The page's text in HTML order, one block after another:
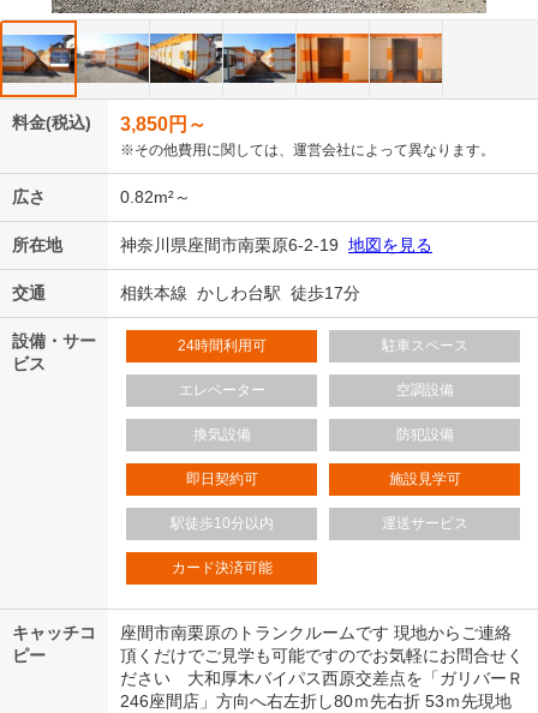
料金(税込) 3,850円～
※その他費用に関しては、運営会社によって異なります。
広さ 0.82m²～
所在地 神奈川県座間市南栗原6-2-19 地図を見る
交通 相鉄本線 かしわ台駅 徒歩17分
設備・サー
ビス
24時間利用可 駐車スペース
エレベーター 空調設備
換気設備 防犯設備
即日契約可 施設見学可
駅徒歩10分以内 運送サービス
カード決済可能
キャッチコ
ピー
座間市南栗原のトランクルームです 現地からご連絡
頂くだけでご見学も可能ですのでお気軽にお問合せく
ださい 大和厚木バイパス西原交差点を「ガリバーＲ
246座間店」方向へ右左折し80ｍ先右折 53ｍ先現地